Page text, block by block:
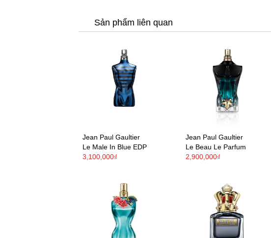
Sản phẩm liên quan
Jean Paul Gaultier
Le Male In Blue EDP
3,100,000₫
Jean Paul Gaultier
Le Beau Le Parfum
2,900,000₫